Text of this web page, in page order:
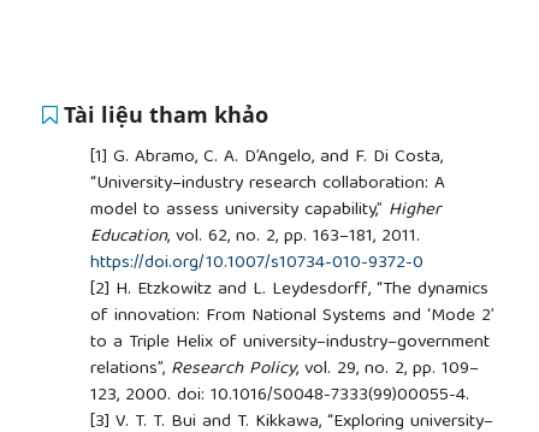
Tài liệu tham khảo
[1] G. Abramo, C. A. D’Angelo, and F. Di Costa,
“University–industry research collaboration: A
model to assess university capability,” Higher
Education, vol. 62, no. 2, pp. 163–181, 2011.
https://doi.org/10.1007/s10734-010-9372-0
[2] H. Etzkowitz and L. Leydesdorff, “The dynamics
of innovation: From National Systems and ‘Mode 2’
to a Triple Helix of university–industry–government
relations”, Research Policy, vol. 29, no. 2, pp. 109–
123, 2000. doi: 10.1016/S0048-7333(99)00055-4.
[3] V. T. T. Bui and T. Kikkawa, “Exploring university–